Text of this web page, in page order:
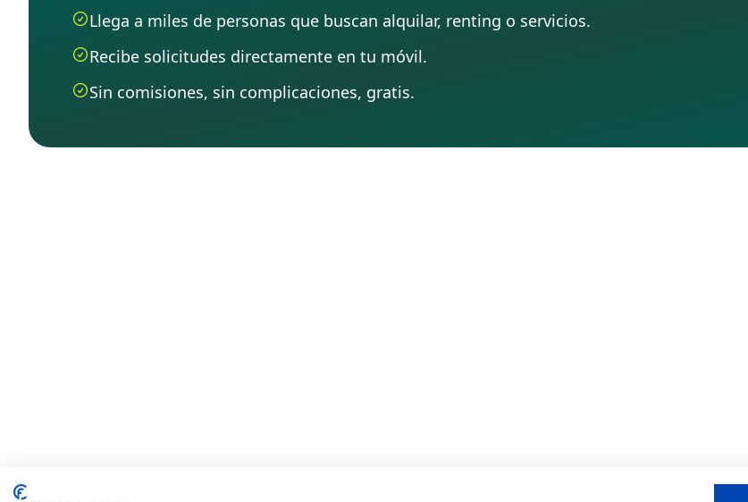
Llega a miles de personas que buscan alquilar, renting o servicios.
Recibe solicitudes directamente en tu móvil.
Sin comisiones, sin complicaciones, gratis.